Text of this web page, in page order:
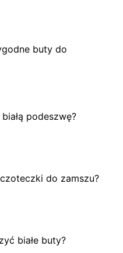
buty do
podeszwę?
do zamszu?
białe buty?